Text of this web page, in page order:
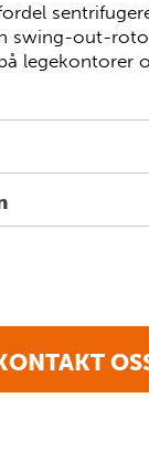
swing-out-
legekontorer